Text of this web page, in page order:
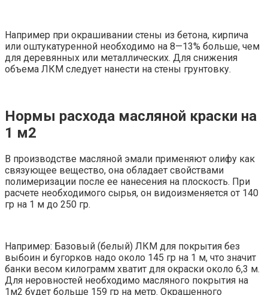
Например при окрашивании стены из бетона, кирпича
или оштукатуренной необходимо на 8—13% больше, чем
для деревянных или металлических. Для снижения
объема ЛКМ следует нанести на стены грунтовку.
Нормы расхода масляной краски на
1 м2
В производстве масляной эмали применяют олифу как
связующее вещество, она обладает свойствами
полимеризации после ее нанесения на плоскость. При
расчете необходимого сырья, он видоизменяется от 140
гр на 1 м до 250 гр.
Например: Базовый (белый) ЛКМ для покрытия без
выбоин и бугорков надо около 145 гр на 1 м, что значит
банки весом килограмм хватит для окраски около 6,3 м.
Для неровностей необходимо масляного покрытия на
1м2 будет больше 159 гр на метр. Окрашенного